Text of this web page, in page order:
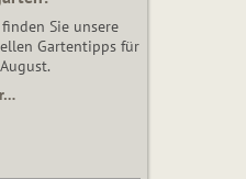
Sie unsere
Gartentipps für